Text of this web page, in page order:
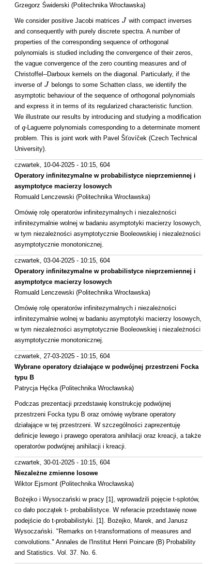
Grzegorz Świderski (Politechnika Wrocławska)
We consider positive Jacobi matrices J
J with compact inverses
and consequently with purely discrete spectra. A number of
properties of the corresponding sequence of orthogonal
polynomials is studied including the convergence of their zeros,
the vague convergence of the zero counting measures and of
Christoffel--Darboux kernels on the diagonal. Particularly, if the
inverse of J
J
belongs to some Schatten class, we identify the
asymptotic behaviour of the sequence of orthogonal polynomials
and express it in terms of its regularized characteristic function.
We illustrate our results by introducing and studying a modification
of q
q-Laguerre polynomials corresponding to a determinate moment
problem. This is joint work with Pavel Šťovíček (Czech Technical
University).
czwartek, 10-04-2025 - 10:15 , 604
Operatory infinitezymalne w probabilistyce nieprzemiennej i
asymptotyce macierzy losowych
Romuald Lenczewski (Politechnika Wrocławska)
Omówię rolę operatorów infinitezymalnych i niezależności
infinitezymalnie wolnej w badaniu asymptotyki macierzy losowych,
w tym niezależności asymptotycznie Booleowskiej i niezależności
asymptotycznie monotonicznej.
czwartek, 03-04-2025 - 10:15 , 604
Operatory infinitezymalne w probabilistyce nieprzemiennej i
asymptotyce macierzy losowych
Romuald Lenczewski (Politechnika Wrocławska)
Omówię rolę operatorów infinitezymalnych i niezależności
infinitezymalnie wolnej w badaniu asymptotyki macierzy losowych,
w tym niezależności asymptotycznie Booleowskiej i niezależności
asymptotycznie monotonicznej.
czwartek, 27-03-2025 - 10:15 , 604
Wybrane operatory działające w podwójnej przestrzeni Focka
typu B
Patrycja Hęćka (Politechnika Wrocławska)
Podczas prezentacji przedstawię konstrukcję podwójnej
przestrzeni Focka typu B oraz omówię wybrane operatory
działające w tej przestrzeni. W szczególności zaprezentuję
definicje lewego i prawego operatora anihilacji oraz kreacji, a także
operatorów podwójnej anihilacji i kreacji.
czwartek, 30-01-2025 - 10:15 , 604
Niezależne zmienne losowe
Wiktor Ejsmont (Politechnika Wrocławska)
Bożejko i Wysoczański w pracy [1], wprowadzili pojęcie t-splotów,
co dało początek t- probabilistyce. W referacie przedstawię nowe
podejście do t-probabilistyki. [1]. Bożejko, Marek, and Janusz
Wysoczański. "Remarks on t-transformations of measures and
convolutions." Annales de l'Institut Henri Poincare (B) Probability
and Statistics. Vol. 37. No. 6.